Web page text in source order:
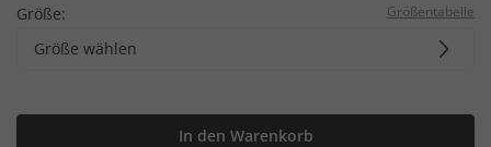
Größe: Größentabelle
Größe wählen
In den Warenkorb